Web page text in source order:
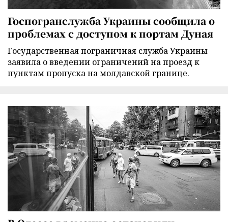
Госпогранслужба Украины сообщила о
проблемах с доступом к портам Дуная
Государственная пограничная служба Украины
заявила о введении ограничений на проезд к
пунктам пропуска на молдавской границе.